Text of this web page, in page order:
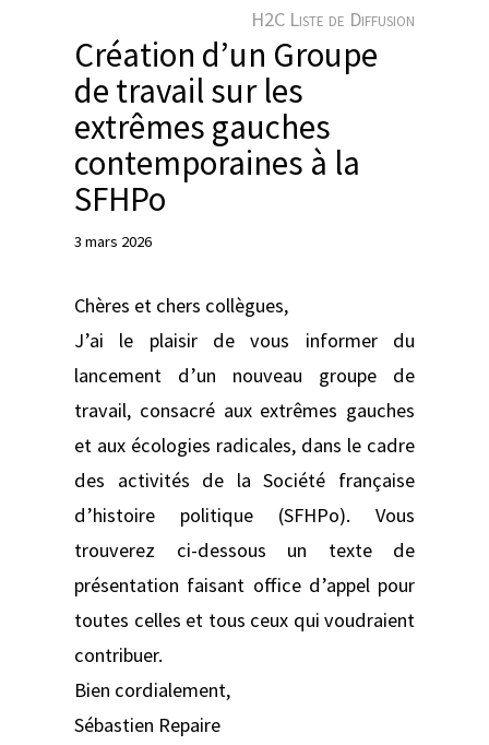
H2C Liste de Diffusion
Création d’un Groupe
de travail sur les
extrêmes gauches
contemporaines à la
SFHPo
3 mars 2026
Chères et chers collègues,
J’ai le plaisir de vous informer du
lancement d’un nouveau groupe de
travail, consacré aux extrêmes gauches
et aux écologies radicales, dans le cadre
des activités de la Société française
d’histoire politique (SFHPo). Vous
trouverez ci-dessous un texte de
présentation faisant office d’appel pour
toutes celles et tous ceux qui voudraient
contribuer.
Bien cordialement,
Sébastien Repaire